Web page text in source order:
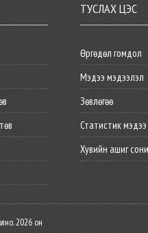
ТУСЛАХ ЦЭС
Өргөдөл гомдол
Мэдээ мэдээлэл
Зөвлөгөө
Статистик мэдээ
Хувийн ашиг
2026 он